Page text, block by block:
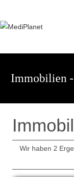
springen
Immobilien
Wir haben 2